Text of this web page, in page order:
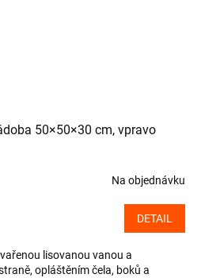
50×50×30 cm, vpravo
Na objednávku
DETAIL
lisovanou vanou a
opláštěním čela, boků a